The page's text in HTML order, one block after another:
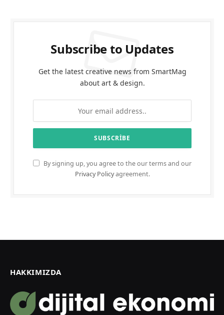
Subscribe to Updates
Get the latest creative news from SmartMag
about art & design.
By signing up, you agree to the our terms and our
Privacy Policyagreement.
HAKKIMIZDA